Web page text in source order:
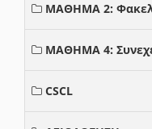
ΜΑΘΗΜΑ 2:
ΜΑΘΗΜΑ 4:
CSCL